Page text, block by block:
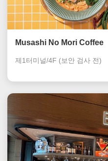
Musashi No Mori
제1터미널/4F (보안 검사 전)